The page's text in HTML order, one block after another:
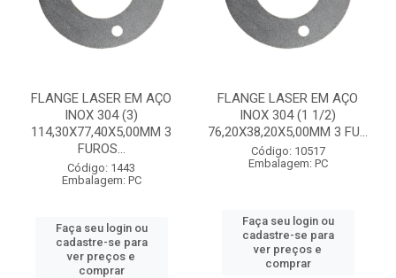
FLANGE LASER EM AÇO
INOX 304 (3)
114,30X77,40X5,00MM 3
FUROS...
Código: 1443
Embalagem: PC
Faça seu login ou
cadastre-se para
ver preços e
comprar
FLANGE LASER EM AÇO
INOX 304 (1 1/2)
76,20X38,20X5,00MM 3 FU...
Código: 10517
Embalagem: PC
Faça seu login ou
cadastre-se para
ver preços e
comprar